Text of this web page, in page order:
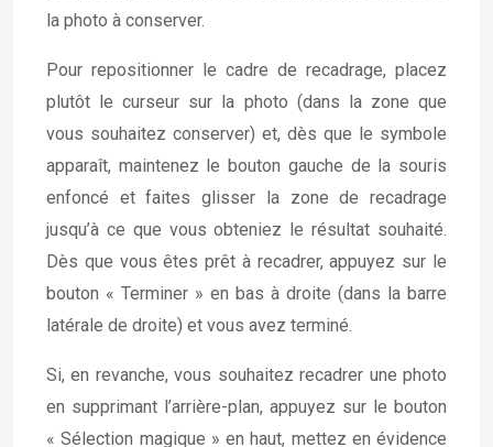
la photo à conserver.
Pour repositionner le cadre de recadrage, placez
plutôt le curseur sur la photo (dans la zone que
vous souhaitez conserver) et, dès que le symbole
apparaît, maintenez le bouton gauche de la souris
enfoncé et faites glisser la zone de recadrage
jusqu’à ce que vous obteniez le résultat souhaité.
Dès que vous êtes prêt à recadrer, appuyez sur le
bouton « Terminer » en bas à droite (dans la barre
latérale de droite) et vous avez terminé.
Si, en revanche, vous souhaitez recadrer une photo
en supprimant l’arrière-plan, appuyez sur le bouton
« Sélection magique » en haut, mettez en évidence